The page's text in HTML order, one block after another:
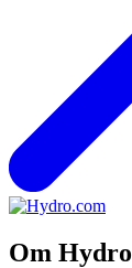
Om Hydro